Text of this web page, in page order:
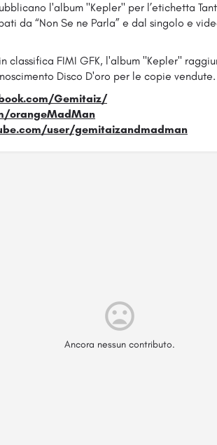
l'album "Kepler" per l’etichetta
da “Non Se ne Parla” e dal singolo e
classifica FIMI GFK, l'album "Kepler"
Disco D'oro per le copie vendute.
Gemitaiz/
orangeMadMan
user/gemitaizandmadman
Ancora nessun contributo.